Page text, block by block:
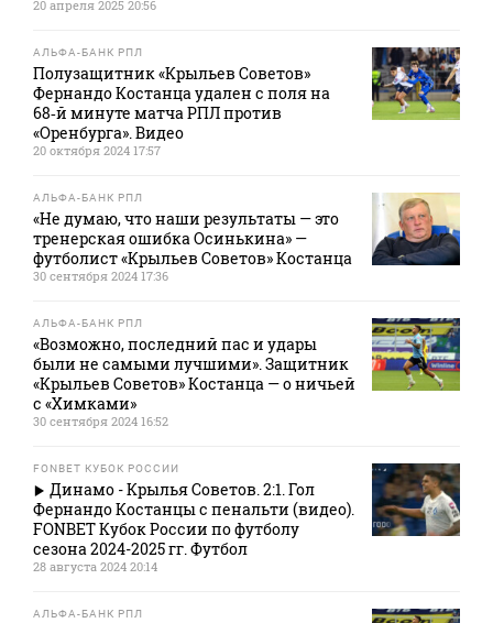
20 апреля 2025 20:56
АЛЬФА-БАНК РПЛ
Полузащитник «Крыльев Советов»
Фернандо Костанца удален с поля на
68‑й минуте матча РПЛ против
«Оренбурга». Видео
20 октября 2024 17:57
АЛЬФА-БАНК РПЛ
«Не думаю, что наши результаты — это
тренерская ошибка Осинькина» —
футболист «Крыльев Советов» Костанца
30 сентября 2024 17:36
АЛЬФА-БАНК РПЛ
«Возможно, последний пас и удары
были не самыми лучшими». Защитник
«Крыльев Советов» Костанца — о ничьей
с «Химками»
30 сентября 2024 16:52
FONBET КУБОК РОССИИ
Динамо - Крылья Советов. 2:1. Гол
Фернандо Костанцы с пенальти (видео).
FONBET Кубок России по футболу
сезона 2024-2025 гг. Футбол
28 августа 2024 20:14
АЛЬФА-БАНК РПЛ